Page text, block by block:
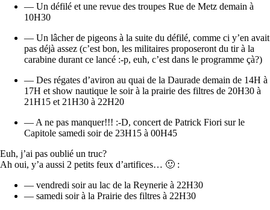
— Un défilé et une revue des troupes Rue de Metz demain à
10H30
— Un lâcher de pigeons à la suite du défilé, comme ci y’en avait
pas déjà assez (c’est bon, les militaires proposeront du tir à la
carabine durant ce lancé :-p, euh, c’est dans le programme çà?)
— Des régates d’aviron au quai de la Daurade demain de 14H à
17H et show nautique le soir à la prairie des filtres de 20H30 à
21H15 et 21H30 à 22H20
— A ne pas manquer!!! :-D, concert de Patrick Fiori sur le
Capitole samedi soir de 23H15 à 00H45
Euh, j’ai pas oublié un truc?
Ah oui, y’a aussi 2 petits feux d’artifices… 🙂 :
— vendredi soir au lac de la Reynerie à 22H30
— samedi soir à la Prairie des filtres à 22H30